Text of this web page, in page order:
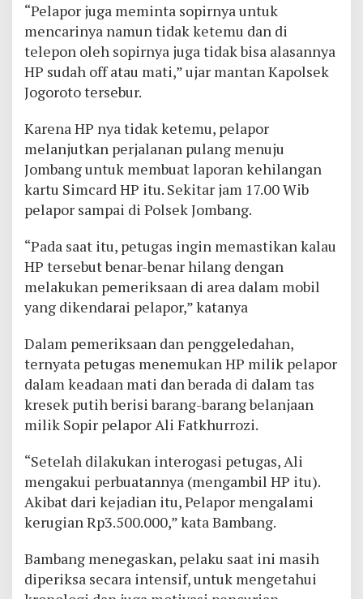
“Pelapor juga meminta sopirnya untuk
mencarinya namun tidak ketemu dan di
telepon oleh sopirnya juga tidak bisa alasannya
HP sudah off atau mati,” ujar mantan Kapolsek
Jogoroto tersebur.
Karena HP nya tidak ketemu, pelapor
melanjutkan perjalanan pulang menuju
Jombang untuk membuat laporan kehilangan
kartu Simcard HP itu. Sekitar jam 17.00 Wib
pelapor sampai di Polsek Jombang.
“Pada saat itu, petugas ingin memastikan kalau
HP tersebut benar-benar hilang dengan
melakukan pemeriksaan di area dalam mobil
yang dikendarai pelapor,” katanya
Dalam pemeriksaan dan penggeledahan,
ternyata petugas menemukan HP milik pelapor
dalam keadaan mati dan berada di dalam tas
kresek putih berisi barang-barang belanjaan
milik Sopir pelapor Ali Fatkhurrozi.
“Setelah dilakukan interogasi petugas, Ali
mengakui perbuatannya (mengambil HP itu).
Akibat dari kejadian itu, Pelapor mengalami
kerugian Rp3.500.000,” kata Bambang.
Bambang menegaskan, pelaku saat ini masih
diperiksa secara intensif, untuk mengetahui